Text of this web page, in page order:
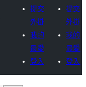
提交
外掛
我的
最愛
登入
提交
外掛
我的
最愛
登入